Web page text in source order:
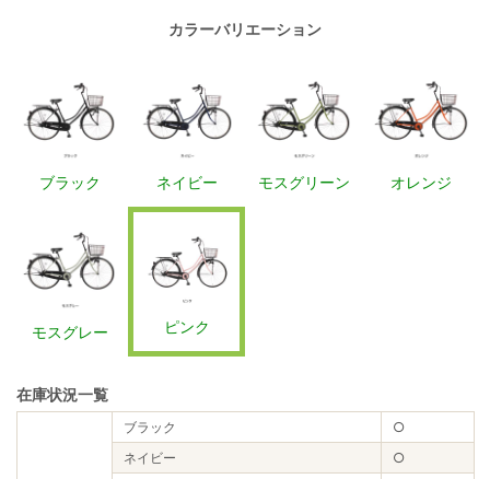
カラーバリエーション
ブラック ネイビー モスグリーン オレンジ
モスグレー ピンク
在庫状況一覧
ブラック
○
ネイビー
○